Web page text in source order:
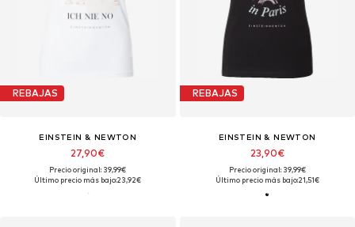
REBAJAS
EINSTEIN & NEWTON
27,90€
Precio original: 39,99€
Último precio más bajo:23,92€
REBAJAS
EINSTEIN & NEWTON
23,90€
Precio original: 39,99€
Último precio más bajo:21,51€